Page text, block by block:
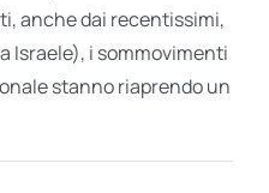
anche dai recentissimi,
i sommovimenti
stanno riaprendo un